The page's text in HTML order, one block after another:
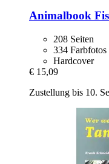
Animalbook
208 Seiten
334 Farbfotos
Hardcover
€ 15,09
Zustellung bis 10.